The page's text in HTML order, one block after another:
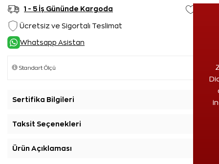
1 - 5 İş Gününde Kargoda
Ücretsiz ve Sigortalı Teslimat
Whatsapp Asistan
Sertifika Bilgileri
Taksit Seçenekleri
Ürün Açıklaması